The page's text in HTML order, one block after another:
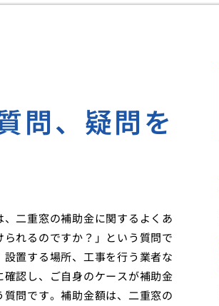
問、疑問を
二重窓の補助金に関するよくあ
れるのですか？」という質問で
置する場所、工事を行う業者な
認し、ご自身のケースが補助金
問です。補助金額は、二重窓の